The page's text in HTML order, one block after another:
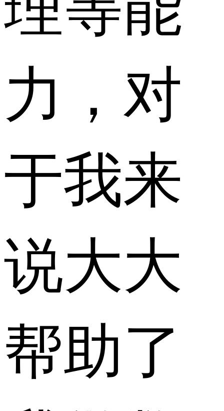
力，对
于我来
说大大
帮助了